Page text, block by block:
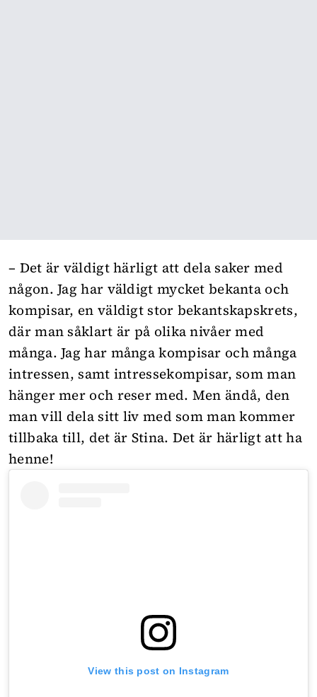
– Det är väldigt härligt att dela saker med
någon. Jag har väldigt mycket bekanta och
kompisar, en väldigt stor bekantskapskrets,
där man såklart är på olika nivåer med
många. Jag har många kompisar och många
intressen, samt intressekompisar, som man
hänger mer och reser med. Men ändå, den
man vill dela sitt liv med som man kommer
tillbaka till, det är Stina. Det är härligt att ha
henne!
View this post on Instagram